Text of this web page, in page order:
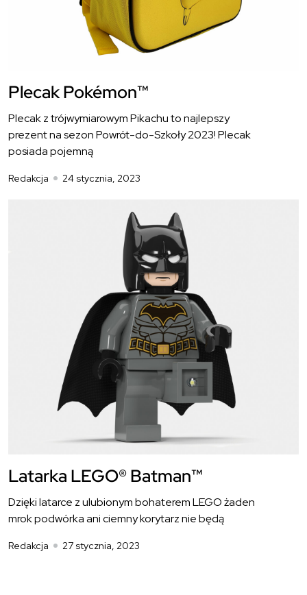
Plecak Pokémon™
Plecak z trójwymiarowym Pikachu to najlepszy
prezent na sezon Powrót-do-Szkoły 2023! Plecak
posiada pojemną
Redakcja 24 stycznia, 2023
Latarka LEGO® Batman™
Dzięki latarce z ulubionym bohaterem LEGO żaden
mrok podwórka ani ciemny korytarz nie będą
Redakcja 27 stycznia, 2023